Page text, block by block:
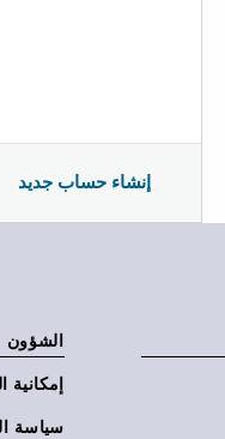
إنشاء حساب جديد
الشؤون
إمكانية
سياسة